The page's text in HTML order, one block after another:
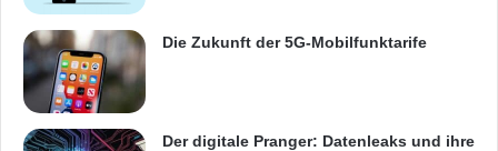
Die Zukunft der 5G-Mobilfunktarife
Der digitale Pranger: Datenleaks und ihre